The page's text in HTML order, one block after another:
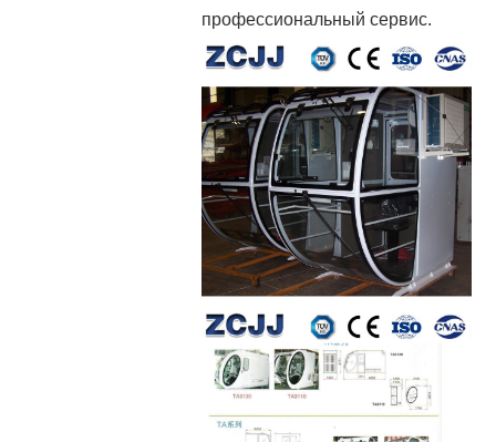
профессиональный сервис.